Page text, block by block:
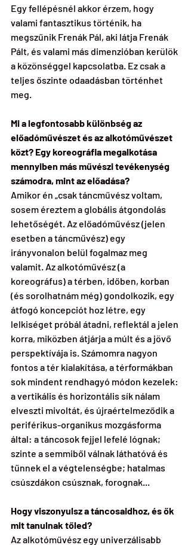
Egy fellépésnél akkor érzem, hogy
valami fantasztikus történik, ha
megszűnik Frenák Pál, aki látja Frenák
Pált, és valami más dimenzióban kerülök
a közönséggel kapcsolatba. Ez csak a
teljes őszinte odaadásban történhet
meg.
Mi a legfontosabb különbség az
előadóművészet és az alkotóművészet
közt? Egy koreográfia megalkotása
mennyiben más művészi tevékenység
számodra, mint az előadása?
Amikor én „csak táncművész voltam,
sosem éreztem a globális átgondolás
lehetőségét. Az előadóművész (jelen
esetben a táncművész) egy
irányvonalon belül fogalmaz meg
valamit. Az alkotóművész (a
koreográfus) a térben, időben, korban
(és sorolhatnám még) gondolkozik, egy
átfogó koncepciót hoz létre, egy
lelkiséget próbál átadni, reflektál a jelen
korra, miközben átjárja a múlt és a jövő
perspektívája is. Számomra nagyon
fontos a tér kialakítása, a térformákban
sok mindent rendhagyó módon kezelek:
a vertikális és horizontális sík nálam
elveszti mivoltát, és újraértelmeződik a
periférikus-organikus mozgásforma
által: a táncosok fejjel lefelé lógnak;
szinte a semmiből válnak láthatóvá és
tűnnek el a végtelenségbe; hatalmas
csúszdákon csúsznak, forognak...
Hogy viszonyulsz a táncosaidhoz, és ők
mit tanulnak tőled?
Az alkotóművész egy univerzálisabb